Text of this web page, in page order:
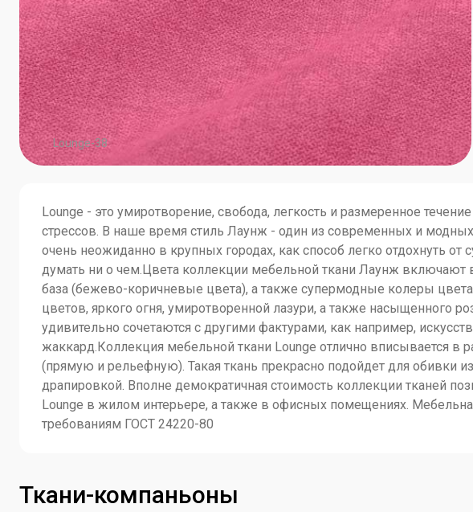
Lounge-38
Lounge - это умиротворение, свобода, легкость и размеренное
стрессов. В наше время стиль Лаунж - один из современных и
очень неожиданно в крупных городах, как способ легко отдохнуть от
думать ни о чем.Цвета коллекции мебельной ткани Лаунж включают
база (бежево-коричневые цвета), а также супермодные колеры
цветов, яркого огня, умиротворенной лазури, а также насыщенного
удивительно сочетаются с другими фактурами, как например,
жаккард.Коллекция мебельной ткани Lounge отлично вписывается в
(прямую и рельефную). Такая ткань прекрасно подойдет для обивки
драпировкой. Вполне демократичная стоимость коллекции тканей
Lounge в жилом интерьере, а также в офисных помещениях.
требованиям ГОСТ 24220-80
Ткани-компаньоны